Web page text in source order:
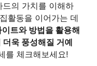
의 가치를 이해하
활동을 이어가는 데
트와 방법을 활용해
욱 풍성해질 거예
를 체크해보세요!